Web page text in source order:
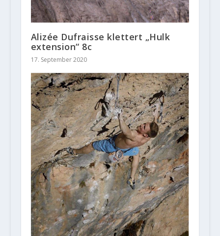
Alizée Dufraisse klettert „Hulk
extension“ 8c
17. September 2020